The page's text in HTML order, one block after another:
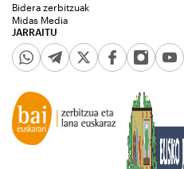
JARRAITU
Bidera zerbitzuak
Midas Media